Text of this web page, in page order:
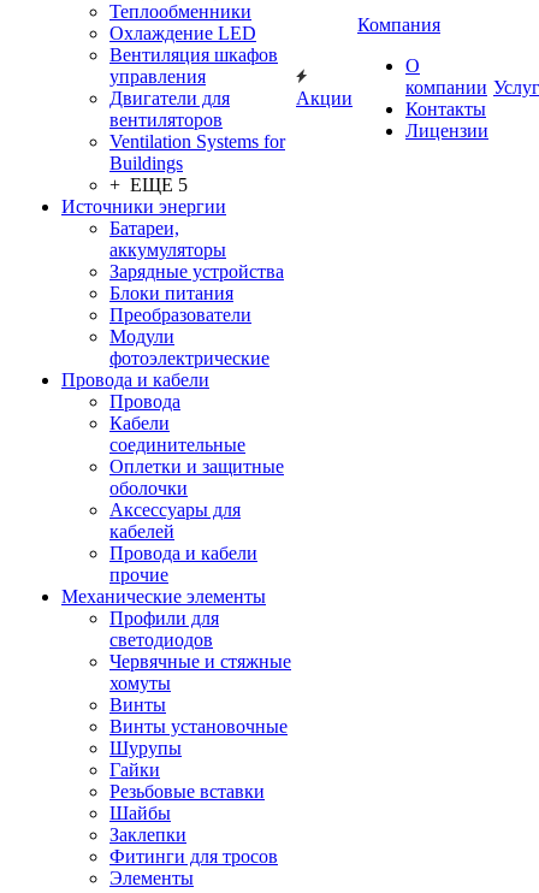
Теплообменники
Охлаждение LED
Вентиляция шкафов
управления
Двигатели для
вентиляторов
Ventilation Systems for
Buildings
+ ЕЩЕ 5
Источники энергии
Батареи,
аккумуляторы
Зарядные устройства
Блоки питания
Преобразователи
Модули
фотоэлектрические
Провода и кабели
Провода
Кабели
соединительные
Оплетки и защитные
оболочки
Аксессуары для
кабелей
Провода и кабели
прочие
Механические элементы
Профили для
светодиодов
Червячные и стяжные
хомуты
Винты
Винты установочные
Шурупы
Гайки
Резьбовые вставки
Шайбы
Заклепки
Фитинги для тросов
Элементы
Акции
Компания
О
компании
Контакты
Лицензии